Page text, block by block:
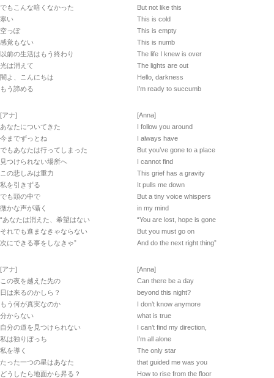
でもこんな暗くなかった
寒い
空っぽ
感覚もない
以前の生活はもう終わり
光は消えて
闇よ、こんにちは
もう諦める
[アナ]
あなたについてきた
今までずっとね
でもあなたは行ってしまった
見つけられない場所へ
この悲しみは重力
私を引きずる
でも頭の中で
微かな声が囁く
“あなたは消えた、希望はない
それでも進まなきゃならない
次にできる事をしなきゃ”
[アナ]
この夜を越えた先の
日は来るのかしら？
もう何が真実なのか
分からない
自分の道を見つけられない
私は独りぼっち
私を導く
たった一つの星はあなた
どうしたら地面から昇る？
But not like this
This is cold
This is empty
This is numb
The life I knew is over
The lights are out
Hello, darkness
I’m ready to succumb
[Anna]
I follow you around
I always have
But you’ve gone to a place
I cannot find
This grief has a gravity
It pulls me down
But a tiny voice whispers
in my mind
“You are lost, hope is gone
But you must go on
And do the next right thing”
[Anna]
Can there be a day
beyond this night?
I don’t know anymore
what is true
I can’t find my direction,
I’m all alone
The only star
that guided me was you
How to rise from the floor